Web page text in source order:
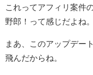
これってアフィリ案件
野郎！って感じだよね。
まあ、このアップデー
飛んだからね。